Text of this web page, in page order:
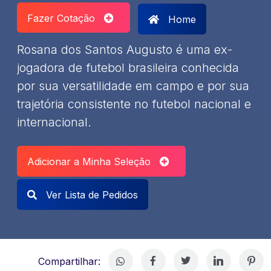
Fazer Cotação Home
Rosana dos Santos Augusto é uma ex-
jogadora de futebol brasileira conhecida
por sua versatilidade em campo e por sua
trajetória consistente no futebol nacional e
internacional.
Adicionar a Minha Seleção
Ver Lista de Pedidos
Compartilhar: